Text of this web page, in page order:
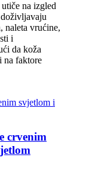
na izgled
naleta vrućine,
i
da koža
na faktore
crvenim